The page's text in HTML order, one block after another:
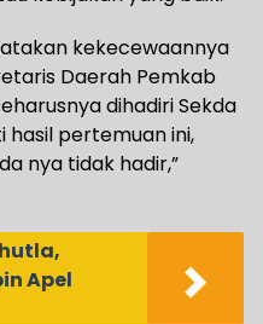
kekecewaannya
Daerah Pemkab
dihadiri Sekda
hasil pertemuan ini,
nya tidak hadir,”
Apel